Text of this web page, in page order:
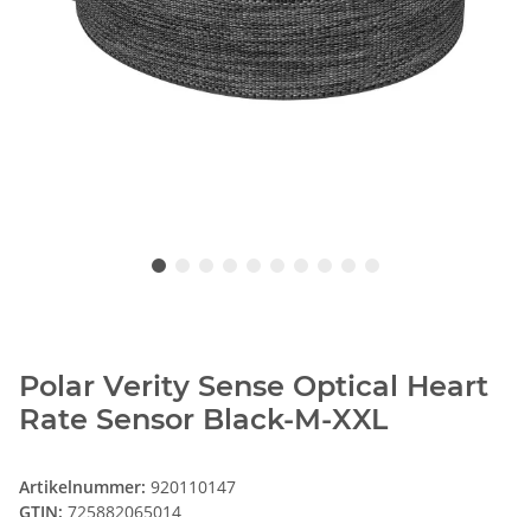
Polar Verity Sense Optical Heart
Rate Sensor Black-M-XXL
Artikelnummer: 920110147
GTIN: 725882065014